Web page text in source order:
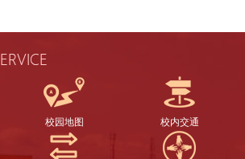
校园地图 校内交通